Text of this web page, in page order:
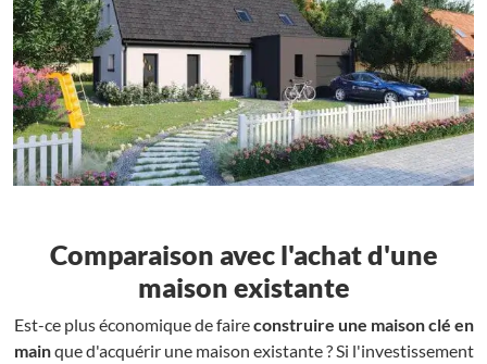
Comparaison avec l'achat d'une
maison existante
Est-ce plus économique de faireconstruire une maison clé en
mainque d'acquérir une maison existante ? Si l'investissement